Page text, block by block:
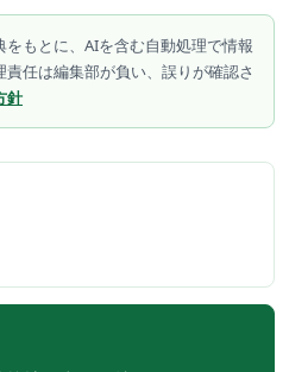
をもとに、AIを含む自動処理で情報
任は編集部が負い、誤りが確認さ
針